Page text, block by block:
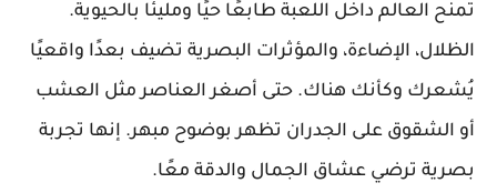
تمنح العالم داخل اللعبة طابعًا حيًا ومليئًا بالحيوية.
الظلال، الإضاءة، والمؤثرات البصرية تضيف بعدًا واقعيًا
يُشعرك وكأنك هناك. حتى أصغر العناصر مثل العشب
أو الشقوق على الجدران تظهر بوضوح مبهر. إنها تجربة
بصرية ترضي عشاق الجمال والدقة معًا.